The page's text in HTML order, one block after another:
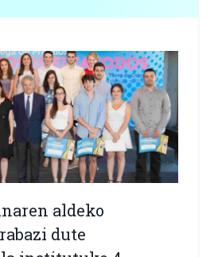
aldeko
dute